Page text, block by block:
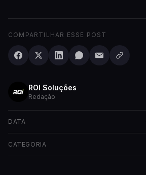
COMPARTILHAR ESSE POST
ROI Soluções
Redação
DATA
CATEGORIA